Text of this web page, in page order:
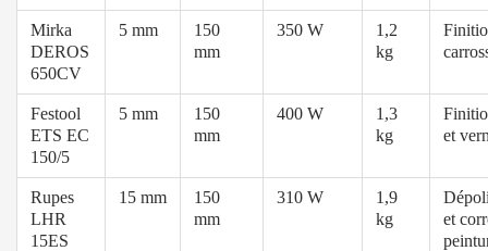
Mirka
DEROS
650CV
5 mm
150
mm
350 W
1,2
kg
Festool
ETS EC
150/5
5 mm
150
mm
400 W
1,3
kg
et
Rupes
LHR
15ES
15 mm
150
mm
310 W
1,9
kg
et